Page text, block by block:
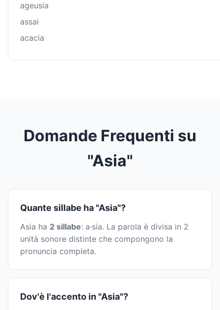
ageusia
assai
acacia
Domande Frequenti su
"Asia"
Quante sillabe ha "Asia"?
Asia ha 2 sillabe: a·sia. La parola è divisa in 2
unità sonore distinte che compongono la
pronuncia completa.
Dov'è l'accento in "Asia"?